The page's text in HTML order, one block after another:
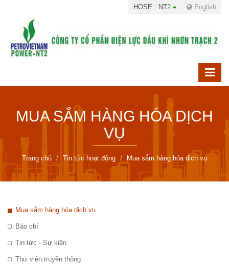
HOSE : NT2 English
MUA SẮM HÀNG HÓA DỊCH
VỤ
Trang chủ Tin tức hoạt động Mua sắm hàng hóa dịch vụ
Mua sắm hàng hóa dịch vụ
Báo chí
Tin tức - Sự kiện
Thư viện truyền thông